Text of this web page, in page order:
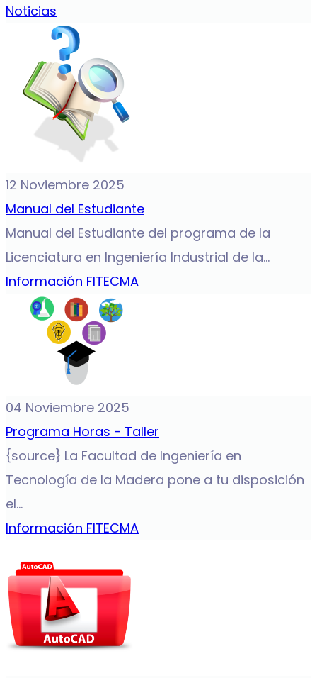
Noticias
12 Noviembre 2025
Manual del Estudiante
Manual del Estudiante del programa de la
Licenciatura en Ingeniería Industrial de la...
Información FITECMA
04 Noviembre 2025
Programa Horas - Taller
{source} La Facultad de Ingeniería en
Tecnología de la Madera pone a tu disposición
el...
Información FITECMA